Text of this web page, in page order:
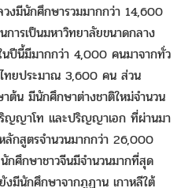
นักศึกษารวมมากกว่า 14,600
การเป็นมหาวิทยาลัยขนาดกลาง
นปีนี้มีมากกว่า 4,000 คนมาจากทั่ว
ไทยประมาณ 3,600 คน ส่วน
ต้น มีนักศึกษาต่างชาติใหม่จำนวน
ญาโท และปริญญาเอก ที่ผ่านมา
กสูตรจำนวนมากกว่า 26,000
ศึกษาชาวจีนมีจำนวนมากที่สุด
มีนักศึกษาจากภูฏาน เกาหลีใต้